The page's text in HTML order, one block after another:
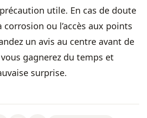
utile. En cas de doute
corrosion ou l’accès aux points
un avis au centre avant de
gagnerez du temps et
surprise.